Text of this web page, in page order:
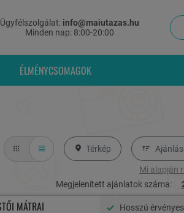
Ügyfélszolgálat: info@maiutazas.hu
Minden nap: 8:00-20:00
ÉLMÉNYCSOMAGOK
Térkép
Mi alapján
Megjelenített ajánlatok száma:
MÁTRAI
Hosszú